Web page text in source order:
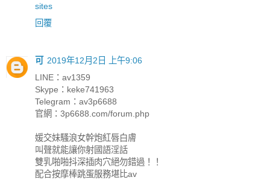
sites
回覆
可
2019年12月2日 上午9:06
LINE：av1359
Skype：keke741963
Telegram：av3p6688
官網：3p6688.com/forum.php
媛交妹騷浪女幹炮紅唇白膚
叫聲就能讓你射國語淫話
雙乳啪啪抖深插肉穴絕勿錯過！！
配合按摩棒跳蛋服務堪比av